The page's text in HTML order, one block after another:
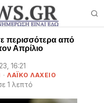
περισσότερα από
Απρίλιο
16:21
· ΛΑΪΚΌ ΛΑΧΕΊΟ
1 λεπτό